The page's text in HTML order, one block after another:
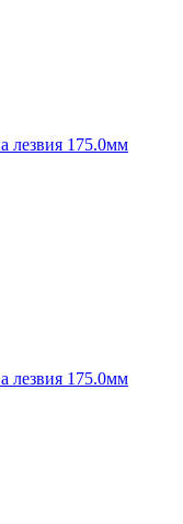
лезвия 175.0мм
лезвия 175.0мм